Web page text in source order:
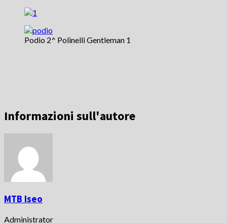
Podio 2^ Polinelli Gentleman 1
Informazioni sull'autore
MTB Iseo
Administrator